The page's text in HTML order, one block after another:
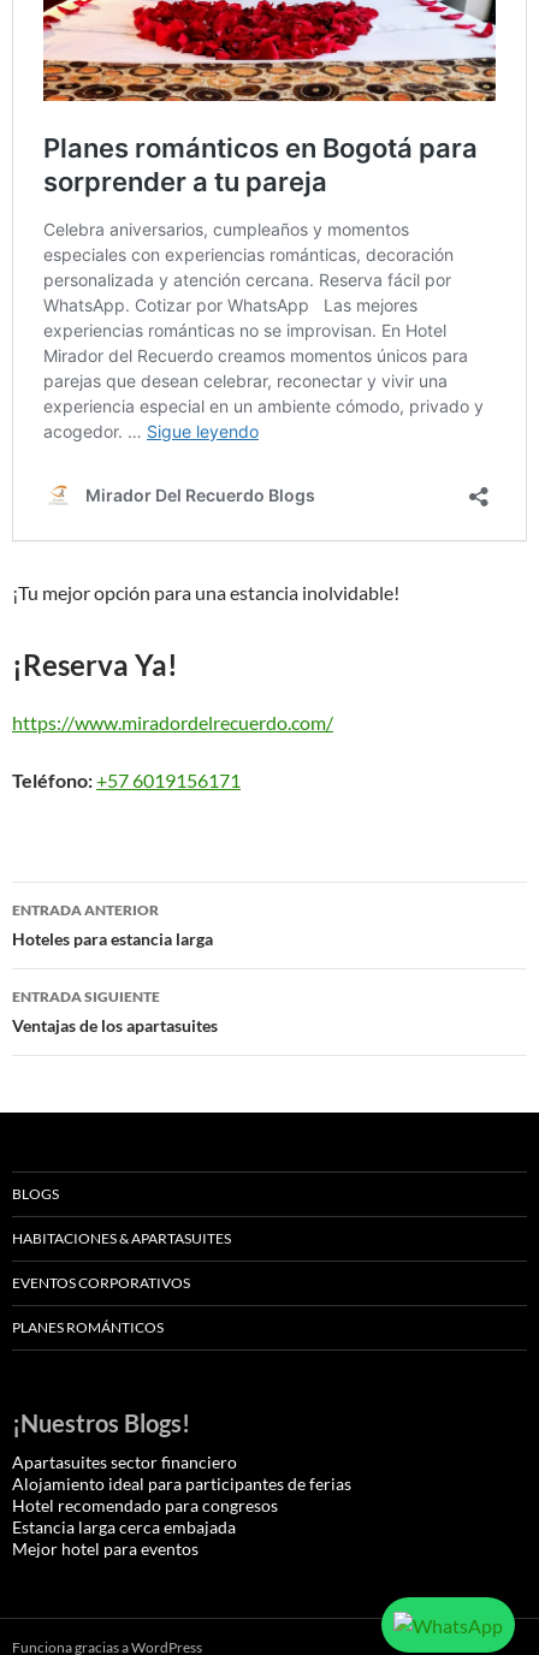
¡Tu mejor opción para una estancia inolvidable!
¡Reserva Ya!
https://www.miradordelrecuerdo.com/
Teléfono:+57 6019156171
Navegación
de
entradas
ENTRADA ANTERIOR
Hoteles para estancia larga
ENTRADA SIGUIENTE
Ventajas de los apartasuites
BLOGS
HABITACIONES & APARTASUITES
EVENTOS CORPORATIVOS
PLANES ROMÁNTICOS
¡Nuestros Blogs!
Apartasuites sector financiero
Alojamiento ideal para participantes de ferias
Hotel recomendado para congresos
Estancia larga cerca embajada
Mejor hotel para eventos
Funciona gracias a WordPress